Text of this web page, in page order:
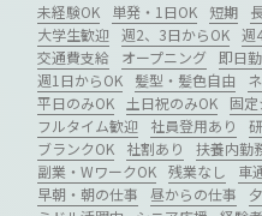
未経験OK 単発・1日OK 短期
大学生歓迎
週2、3日からOK 週
交通費支給
オープニング 即日
週1日からOK
髪型・髪色自由
平日のみOK
土日祝のみOK 固
フルタイム歓迎
社員登用あり
ブランクOK
社割あり 扶養内勤
副業・WワークOK
残業なし 車
早朝・朝の仕事
昼からの仕事